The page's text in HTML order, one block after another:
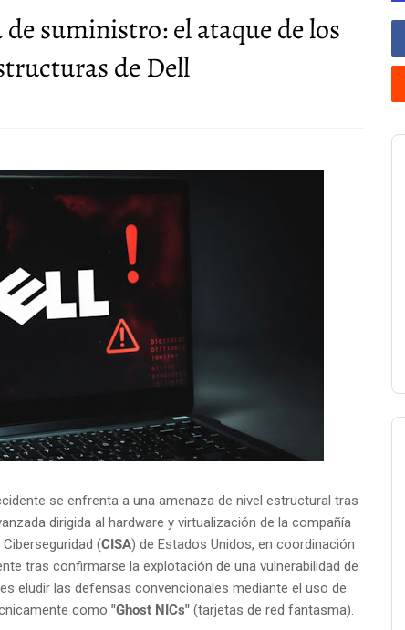
suministro: el ataque de los
de Dell
se enfrenta a una amenaza de nivel estructural tras
dirigida al hardware y virtualización de la compañía
(CISA) de Estados Unidos, en coordinación
tras confirmarse la explotación de una vulnerabilidad de
eludir las defensas convencionales mediante el uso de
como "Ghost NICs" (tarjetas de red fantasma).